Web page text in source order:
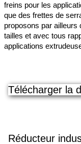
freins pour les
que des frettes de
proposons par ailleurs
tailles et avec tous
applications
Télécharger la
Réducteur